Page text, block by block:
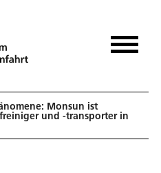
Monsun ist
und -transporter in